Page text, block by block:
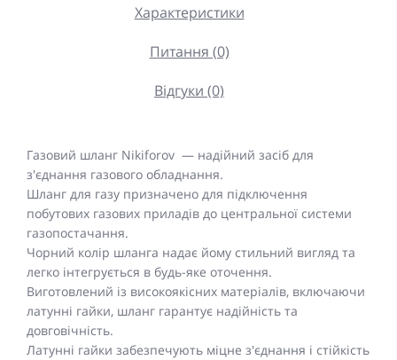
Характеристики
Питання (0)
Відгуки (0)
Газовий шланг Nikiforov — надійний засіб для
з'єднання газового обладнання.
Шланг для газу призначено для підключення
побутових газових приладів до центральної системи
газопостачання.
Чорний колір шланга надає йому стильний вигляд та
легко інтегрується в будь-яке оточення.
Виготовлений із високоякісних матеріалів, включаючи
латунні гайки, шланг гарантує надійність та
довговічність.
Латунні гайки забезпечують міцне з'єднання і стійкість